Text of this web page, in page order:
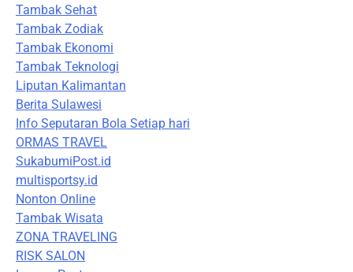
Tambak Sehat
Tambak Zodiak
Tambak Ekonomi
Tambak Teknologi
Liputan Kalimantan
Berita Sulawesi
Info Seputaran Bola Setiap hari
ORMAS TRAVEL
SukabumiPost.id
multisportsy.id
Nonton Online
Tambak Wisata
ZONA TRAVELING
RISK SALON